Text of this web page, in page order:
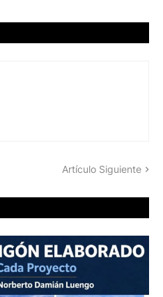
Artículo Siguiente